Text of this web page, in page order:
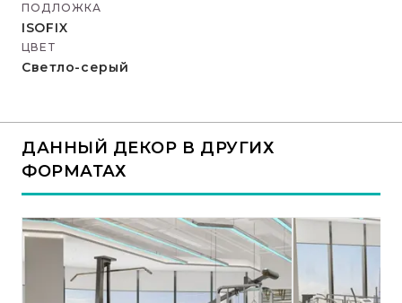
ПОДЛОЖКА
ISOFIX
ЦВЕТ
Светло-серый
ДАННЫЙ ДЕКОР В ДРУГИХ
ФОРМАТАХ